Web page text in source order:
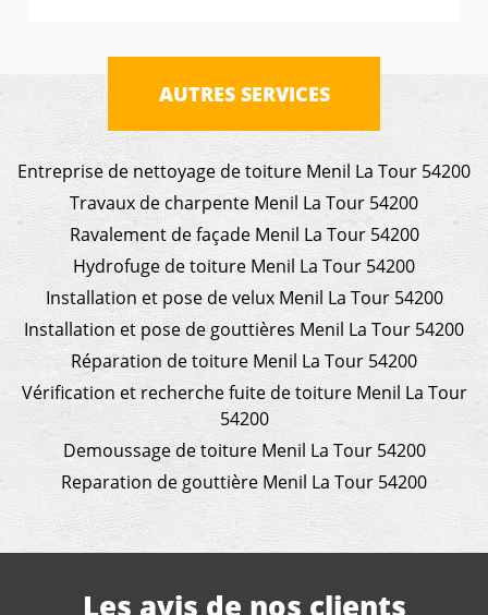
AUTRES SERVICES
Entreprise de nettoyage de toiture Menil La Tour 54200
Travaux de charpente Menil La Tour 54200
Ravalement de façade Menil La Tour 54200
Hydrofuge de toiture Menil La Tour 54200
Installation et pose de velux Menil La Tour 54200
Installation et pose de gouttières Menil La Tour 54200
Réparation de toiture Menil La Tour 54200
Vérification et recherche fuite de toiture Menil La Tour
54200
Demoussage de toiture Menil La Tour 54200
Reparation de gouttière Menil La Tour 54200
Les avis de nos clients